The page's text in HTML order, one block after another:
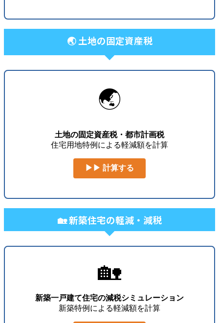
🌏 土地の固定資産税
🌏
土地の固定資産税・都市計画税
住宅用地特例による軽減額を計算
▶▶ 計算する
🏡 新築住宅の軽減・減税
🏡
新築一戸建て住宅の減税シミュレーション
新築特例による軽減額を計算